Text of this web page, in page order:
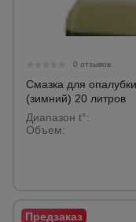
0 отзывов
Смазка для
(зимний) 20 литров
Диапазон t°:
Объем: